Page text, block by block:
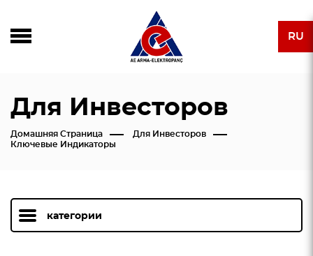
RU
Для Инвесторов
Домашняя Страница
Для Инвесторов
Ключевые Индикаторы
категории